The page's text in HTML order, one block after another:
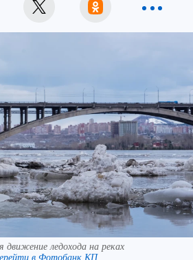
ледохода на реках
в Фотобанк КП